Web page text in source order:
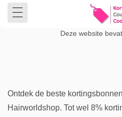
Deze website
Ontdek de beste
Hairworldshop. Tot wel 8%